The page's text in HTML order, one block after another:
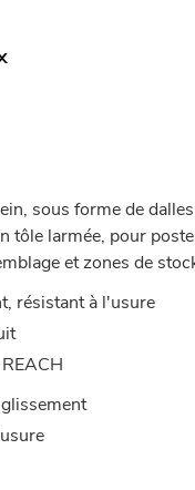
sous forme de dalles
tôle larmée, pour
et zones de
résistant à l'usure